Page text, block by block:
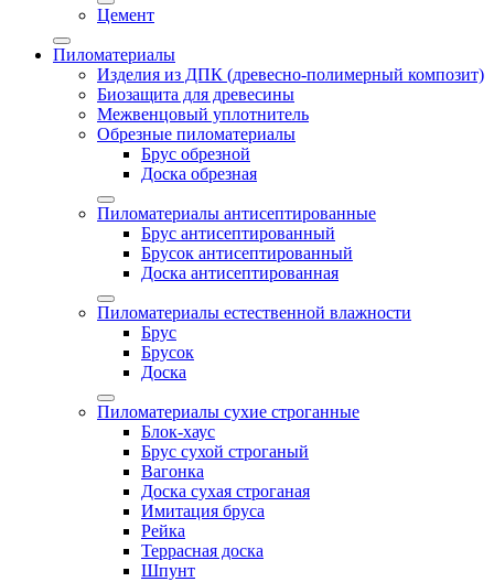
Цемент
Пиломатериалы
Изделия из ДПК (древесно-полимерный композит)
Биозащита для древесины
Межвенцовый уплотнитель
Обрезные пиломатериалы
Брус обрезной
Доска обрезная
Пиломатериалы антисептированные
Брус антисептированный
Брусок антисептированный
Доска антисептированная
Пиломатериалы естественной влажности
Брус
Брусок
Доска
Пиломатериалы сухие строганные
Блок-хаус
Брус сухой строганый
Вагонка
Доска сухая строганая
Имитация бруса
Рейка
Террасная доска
Шпунт